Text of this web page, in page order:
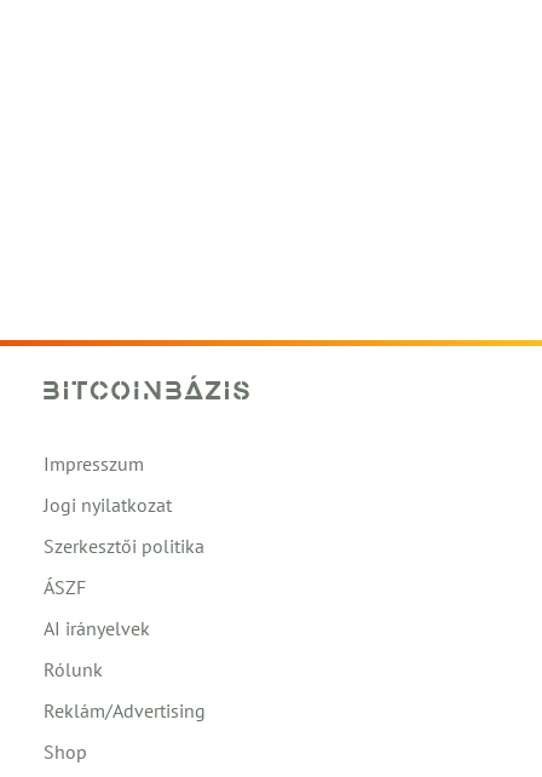
Impresszum
Jogi nyilatkozat
Szerkesztői politika
ÁSZF
AI irányelvek
Rólunk
Reklám/Advertising
Shop